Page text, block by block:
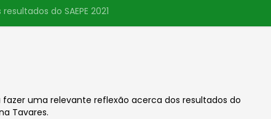
do SAEPE 2021
uma relevante reflexão acerca dos resultados do
Tavares.